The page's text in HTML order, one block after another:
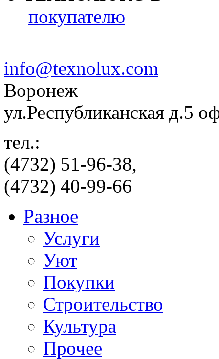
покупателю
info@texnolux.com
Воронеж
ул.Республиканская д.5
тел.:
(4732) 51-96-38,
(4732) 40-99-66
Разное
Услуги
Уют
Покупки
Строительство
Культура
Прочее